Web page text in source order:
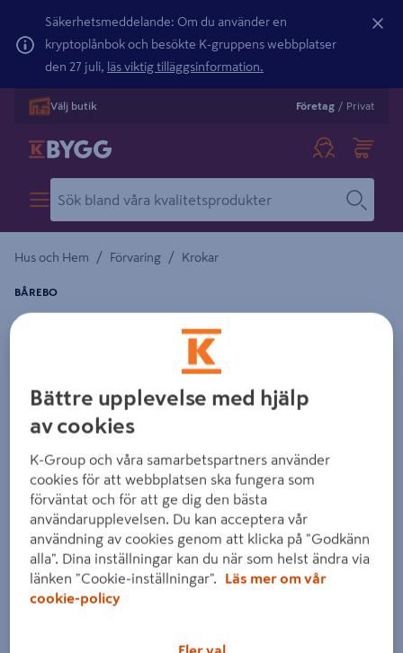
Säkerhetsmeddelande: Om du använder en
kryptoplånbok och besökte K-gruppens webbplatser
den 27 juli, läs viktig tilläggsinformation.
Välj butik Företag / Privat
Hus och Hem / Förvaring / Krokar
KARBINHAKE BÅREBO FZB 50X5 25P
BÅREBO
Detaljerad beskrivning finns i produktbeskrivningsområdet
Bättre upplevelse med hjälp
av cookies
K-Group och våra samarbetspartners använder
cookies för att webbplatsen ska fungera som
förväntat och för att ge dig den bästa
användarupplevelsen. Du kan acceptera vår
användning av cookies genom att klicka på "Godkänn
alla". Dina inställningar kan du när som helst ändra via
länken "Cookie-inställningar".
Läs mer om vår
cookie-policy
Fler val